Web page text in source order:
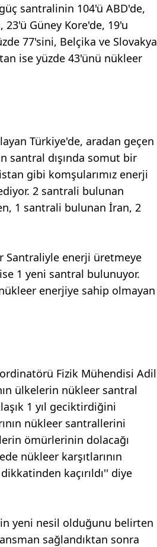
santralinin 104'ü ABD'de,
23'ü Güney Kore'de, 19'u
77'sini, Belçika ve Slovakya
ise yüzde 43'ünü nükleer
Türkiye'de, aradan geçen
santral dışında somut bir
gibi komşularımız enerji
2 santrali bulunan
1 santrali bulunan İran, 2
Santraliyle enerji üretmeye
1 yeni santral bulunuyor.
enerjiye sahip olmayan
Fizik Mühendisi Adil
ülkelerin nükleer santral
1 yıl geciktirdiğini
nükleer santrallerini
ömürlerinin dolacağı
nükleer karşıtlarının
kaçırıldı'' diye
yeni nesil olduğunu belirten
sağlandıktan sonra